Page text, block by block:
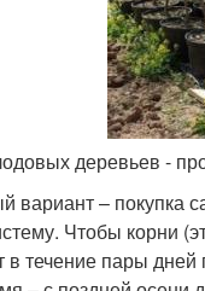
деревьев -
вариант – покупка
Чтобы корни
течение пары дней